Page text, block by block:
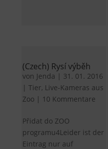
(Czech) Rysí výběh
von Jenda | 31. 01. 2016
|Tier, Live-Kameras aus
Zoo | 10 Kommentare
Přidat do ZOO
programu4Leider ist der
Eintrag nur auf